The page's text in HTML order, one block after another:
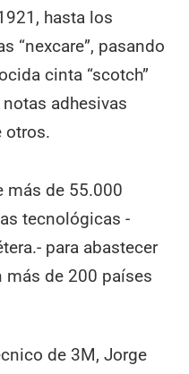
hasta los
“nexcare”, pasando
cinta “scotch”
adhesivas
otros.
más de 55.000
tecnológicas -
para abastecer
de 200 países
de 3M, Jorge